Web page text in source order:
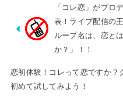
「コレ恋」がプロ
表！ライブ配信の
ループ名は、恋と
か？」！！
恋初体験！コレって恋ですか？
初めて試してみよう！